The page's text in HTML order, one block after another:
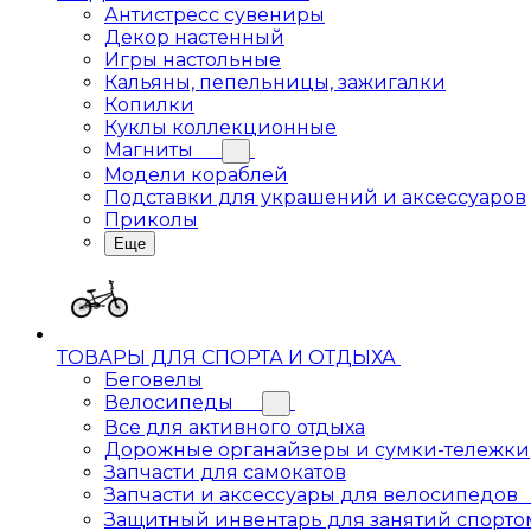
Антистресс сувениры
Декор настенный
Игры настольные
Кальяны, пепельницы, зажигалки
Копилки
Куклы коллекционные
Магниты
Модели кораблей
Подставки для украшений и аксессуаров
Приколы
Еще
ТОВАРЫ ДЛЯ СПОРТА И ОТДЫХА
Беговелы
Велосипеды
Все для активного отдыха
Дорожные органайзеры и сумки-тележки
Запчасти для самокатов
Запчасти и аксессуары для велосипедов
Защитный инвентарь для занятий